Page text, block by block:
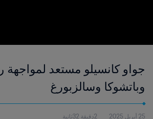
جواو كانسيلو مستعد لمواجهة
وباتشوكا وسالزبورغ
25 أبريل 2025 2دقيقة 32ثانية